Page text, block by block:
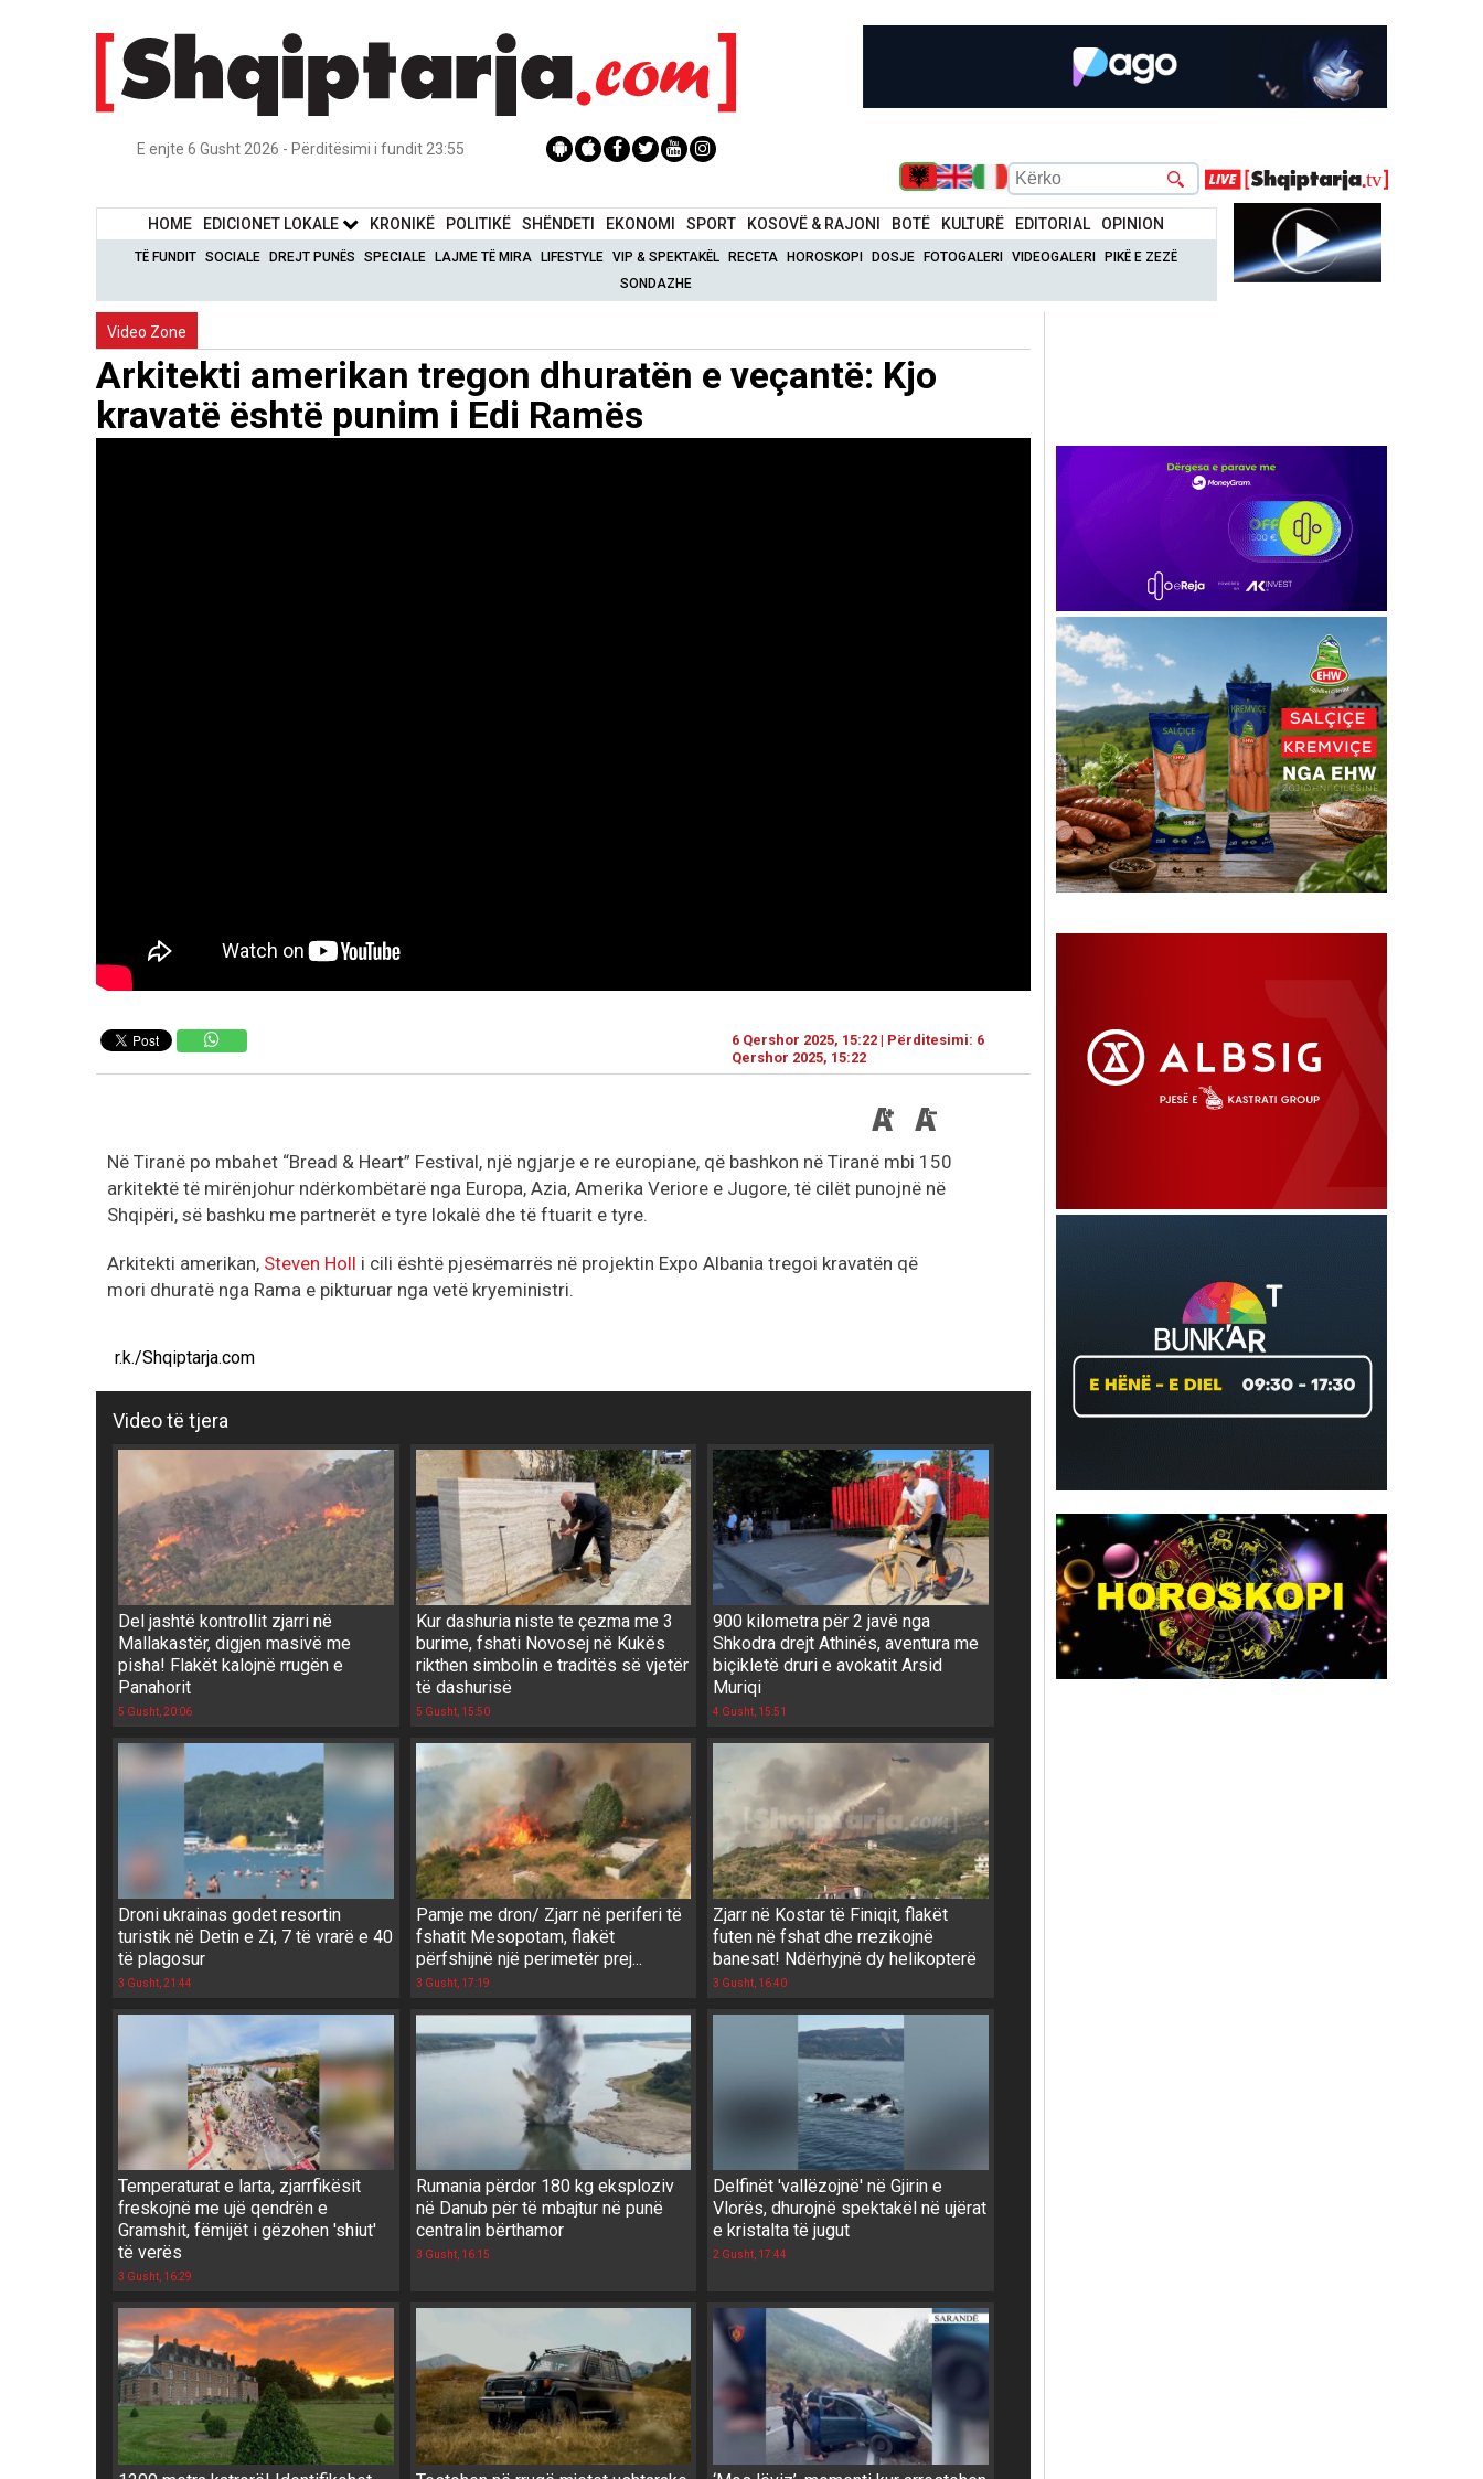
E enjte 6 Gusht 2026 - Përditësimi i fundit 23:55
HOME EDICIONET LOKALE KRONIKË POLITIKË SHËNDETI EKONOMI SPORT KOSOVË & RAJONI BOTË KULTURË EDITORIAL OPINION
TË FUNDIT SOCIALE DREJT PUNËS SPECIALE LAJME TË MIRA LIFESTYLE VIP & SPEKTAKËL RECETA HOROSKOPI DOSJE FOTOGALERI VIDEOGALERI PIKË E ZEZË
SONDAZHE
Video Zone
Arkitekti amerikan tregon dhuratën e veçantë: Kjo
kravatë është punim i Edi Ramës
6 Qershor 2025, 15:22 | Përditesimi: 6
Qershor 2025, 15:22
Në Tiranë po mbahet “Bread & Heart” Festival, një ngjarje e re europiane, që bashkon në Tiranë mbi 150
arkitektë të mirënjohur ndërkombëtarë nga Europa, Azia, Amerika Veriore e Jugore, të cilët punojnë në
Shqipëri, së bashku me partnerët e tyre lokalë dhe të ftuarit e tyre.
Arkitekti amerikan, Steven Holl i cili është pjesëmarrës në projektin Expo Albania tregoi kravatën që
mori dhuratë nga Rama e pikturuar nga vetë kryeministri.
r.k./Shqiptarja.com
Video të tjera
Del jashtë kontrollit zjarri në
Mallakastër, digjen masivë me
pisha! Flakët kalojnë rrugën e
Panahorit
5 Gusht, 20:06
Kur dashuria niste te çezma me 3
burime, fshati Novosej në Kukës
rikthen simbolin e traditës së vjetër
të dashurisë
5 Gusht, 15:50
900 kilometra për 2 javë nga
Shkodra drejt Athinës, aventura me
biçikletë druri e avokatit Arsid
Muriqi
4 Gusht, 15:51
Droni ukrainas godet resortin
turistik në Detin e Zi, 7 të vrarë e 40
të plagosur
3 Gusht, 21:44
Pamje me dron/ Zjarr në periferi të
fshatit Mesopotam, flakët
përfshijnë një perimetër prej...
3 Gusht, 17:19
Zjarr në Kostar të Finiqit, flakët
futen në fshat dhe rrezikojnë
banesat! Ndërhyjnë dy helikopterë
3 Gusht, 16:40
Temperaturat e larta, zjarrfikësit
freskojnë me ujë qendrën e
Gramshit, fëmijët i gëzohen 'shiut'
të verës
3 Gusht, 16:29
Rumania përdor 180 kg eksploziv
në Danub për të mbajtur në punë
centralin bërthamor
3 Gusht, 16:15
Delfinët 'vallëzojnë' në Gjirin e
Vlorës, dhurojnë spektakël në ujërat
e kristalta të jugut
2 Gusht, 17:44